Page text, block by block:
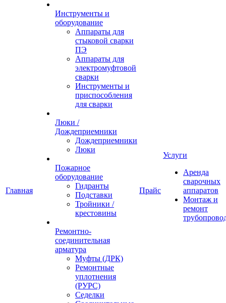
Главная
Инструменты и
оборудование
Аппараты для
стыковой сварки
ПЭ
Аппараты для
электромуфтовой
сварки
Инструменты и
приспособления
для сварки
Люки /
Дождеприемники
Дождеприемники
Люки
Пожарное
оборудование
Гидранты
Подставки
Тройники /
крестовины
Ремонтно-
соединительная
арматура
Муфты (ДРК)
Ремонтные
уплотнения
(РУРС)
Седелки
Прайс
Услуги
Аренда
сварочных
аппаратов
Монтаж и
ремонт